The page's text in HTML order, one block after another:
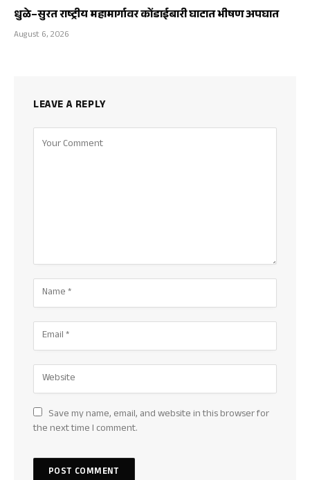
धुळे–सुरत राष्ट्रीय महामार्गावर कोंडाईबारी घाटात भीषण अपघात
August 6, 2026
LEAVE A REPLY
Save my name, email, and website in this browser for
the next time I comment.